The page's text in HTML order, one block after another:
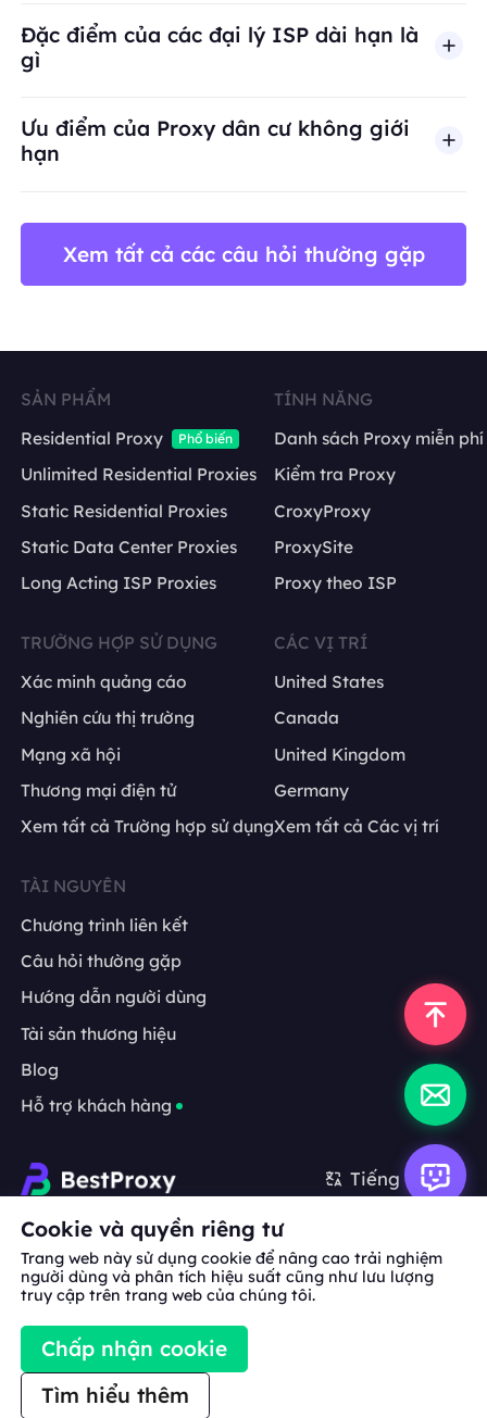
BestProxy không hỗ trợ gian lận, spam, tương
Đặc điểm của các đại lý ISP dài hạn là
gì
Ưu điểm của Proxy dân cư không giới
hạn
Xem tất cả các câu hỏi thường gặp
SẢN PHẨM
Residential Proxy
Phổ biến
Unlimited Residential Proxies
Static Residential Proxies
Static Data Center Proxies
Long Acting ISP Proxies
TÍNH NĂNG
Danh sách Proxy miễn phí
Kiểm tra Proxy
CroxyProxy
ProxySite
Proxy theo ISP
TRƯỜNG HỢP SỬ DỤNG
Xác minh quảng cáo
Nghiên cứu thị trường
Mạng xã hội
Thương mại điện tử
Xem tất cả Trường hợp sử dụng
CÁC VỊ TRÍ
United States
Canada
United Kingdom
Germany
Xem tất cả Các vị trí
TÀI NGUYÊN
Chương trình liên kết
Câu hỏi thường gặp
Hướng dẫn người dùng
Tài sản thương hiệu
Blog
Hỗ trợ khách hàng
Tiếng Việt
Hợp tác: michael.wang@bestproxy.com
Về
chúng
tôi
Tài sản
thương hiệu
dịch vụ
Cookie và quyền riêng tư
Trang web này sử dụng cookie để nâng cao trải nghiệm
người dùng và phân tích hiệu suất cũng như lưu lượng
truy cập trên trang web của chúng tôi.
Chấp nhận cookie
Tìm hiểu thêm